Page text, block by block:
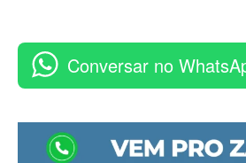
Conversar no